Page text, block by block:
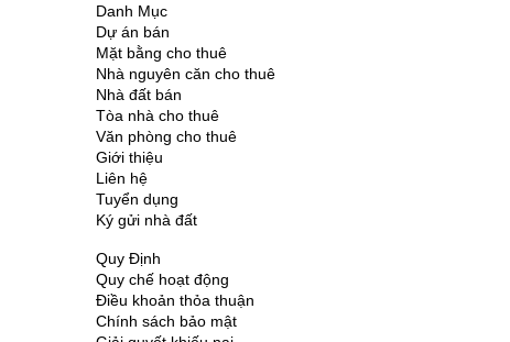
Danh Mục
Dự án bán
Mặt bằng cho thuê
Nhà nguyên căn cho thuê
Nhà đất bán
Tòa nhà cho thuê
Văn phòng cho thuê
Giới thiệu
Liên hệ
Tuyển dụng
Ký gửi nhà đất
Quy Định
Quy chế hoạt động
Điều khoản thỏa thuận
Chính sách bảo mật